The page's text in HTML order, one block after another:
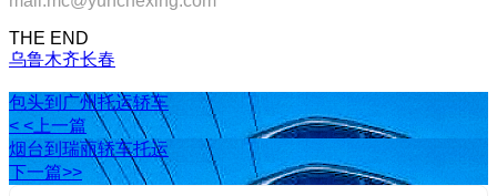
THE END
乌鲁木齐长春
包头到广州托运轿车
< <上一篇
烟台到瑞丽轿车托运
下一篇>>